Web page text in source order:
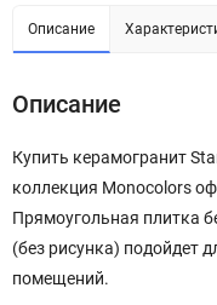
Описание
Описание
Купить керамогранит
коллекция Monocolors
Прямоугольная плитка
(без рисунка) подойдет
помещений.